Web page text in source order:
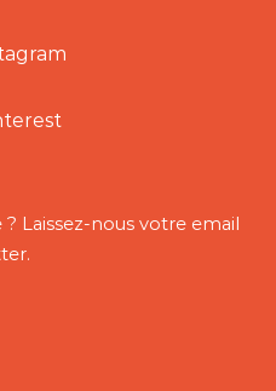
Laissez-nous votre email